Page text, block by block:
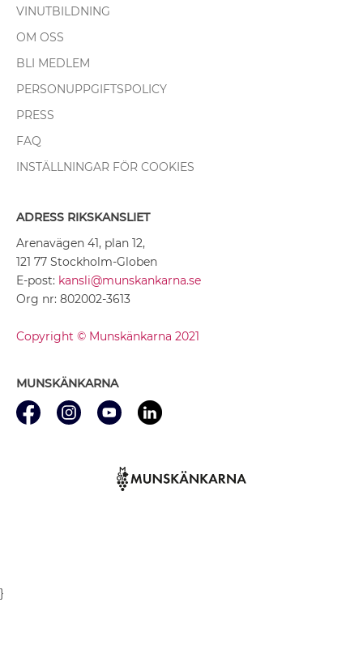
VINUTBILDNING
OM OSS
BLI MEDLEM
PERSONUPPGIFTSPOLICY
PRESS
FAQ
INSTÄLLNINGAR FÖR COOKIES
ADRESS RIKSKANSLIET
Arenavägen 41, plan 12,
121 77 Stockholm-Globen
E-post: kansli@munskankarna.se
Org nr: 802002-3613
Copyright © Munskänkarna 2021
MUNSKÄNKARNA
}